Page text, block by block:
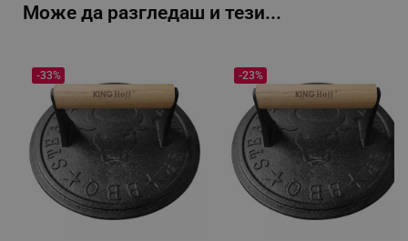
Може да разгледаш и тези...
-33% -23%